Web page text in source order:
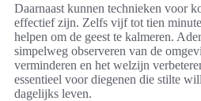
Daarnaast kunnen technieken voor
effectief zijn. Zelfs vijf tot tien
helpen om de geest te kalmeren.
simpelweg observeren van de
verminderen en het welzijn
essentieel voor diegenen die stilte
dagelijks leven.